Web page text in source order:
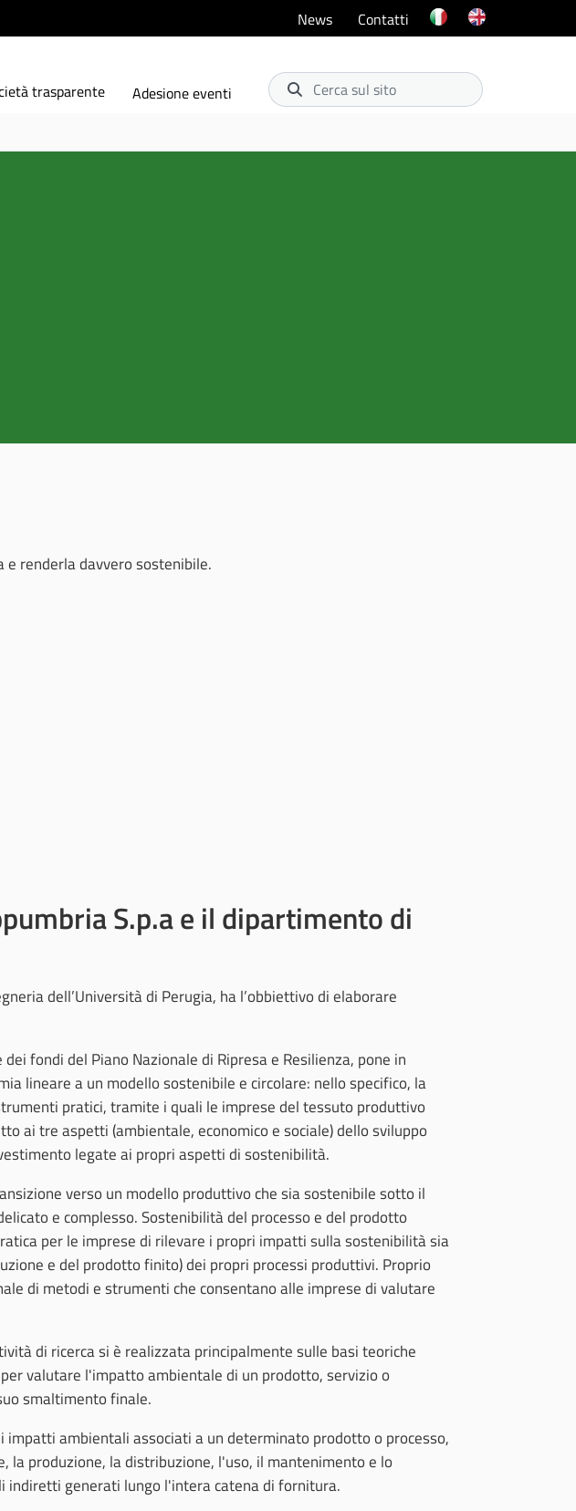
News Contatti
Cerca sul sito
Adesione eventi
trasparente
renderla davvero sostenibile.
S.p.a e il dipartimento di
dell’Università di Perugia, ha l’obbiettivo di elaborare
fondi del Piano Nazionale di Ripresa e Resilienza, pone in
lineare a un modello sostenibile e circolare: nello specifico, la
pratici, tramite i quali le imprese del tessuto produttivo
ai tre aspetti (ambientale, economico e sociale) dello sviluppo
legate ai propri aspetti di sostenibilità.
verso un modello produttivo che sia sostenibile sotto il
e complesso. Sostenibilità del processo e del prodotto
per le imprese di rilevare i propri impatti sulla sostenibilità sia
e del prodotto finito) dei propri processi produttivi. Proprio
di metodi e strumenti che consentano alle imprese di valutare
di ricerca si è realizzata principalmente sulle basi teoriche
valutare l'impatto ambientale di un prodotto, servizio o
smaltimento finale.
ambientali associati a un determinato prodotto o processo,
produzione, la distribuzione, l'uso, il mantenimento e lo
indiretti generati lungo l'intera catena di fornitura.